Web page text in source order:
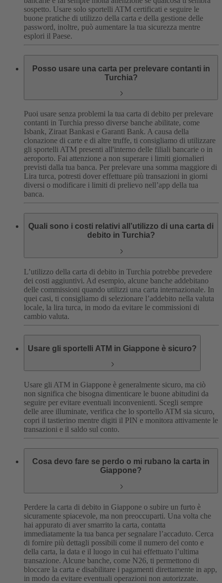
sospetto. Usare solo sportelli ATM certificati e seguire le
buone pratiche di utilizzo della carta e della gestione delle
password, inoltre, può aumentare la tua sicurezza mentre
esplori il Paese.
Posso usare una carta per prelevare contanti in
Turchia?
Puoi usare senza problemi la tua carta di debito per prelevare
contanti in Turchia presso diverse banche abilitate, come
Isbank, Ziraat Bankasi e Garanti Bank. A causa della
clonazione di carte e di altre truffe, ti consigliamo di utilizzare
gli sportelli ATM presenti all'interno delle filiali bancarie o in
aeroporto. Fai attenzione a non superare i limiti giornalieri
previsti dalla tua banca. Per prelevare una somma maggiore di
Lira turca, potresti dover effettuare più transazioni in giorni
diversi o modificare i limiti di prelievo nell’app della tua
banca.
Quali sono i costi relativi all’utilizzo di una carta di
debito in Turchia?
L’utilizzo della carta di debito in Turchia potrebbe prevedere
dei costi aggiuntivi. Ad esempio, alcune banche addebitano
delle commissioni quando utilizzi una carta internazionale. In
quei casi, ti consigliamo di selezionare l’addebito nella valuta
locale, la lira turca, in modo da evitare le commissioni di
cambio valuta.
Usare gli sportelli ATM in Giappone è sicuro?
Usare gli ATM in Giappone è generalmente sicuro, ma ciò
non significa che bisogna dimenticare le buone abitudini da
seguire per evitare eventuali inconvenienti. Scegli sempre
delle aree illuminate, verifica che lo sportello ATM sia sicuro,
copri il tastierino mentre digiti il PIN e monitora attivamente le
transazioni e il saldo sul conto.
Cosa devo fare se perdo o mi rubano la carta in
Giappone?
Perdere la carta di debito in Giappone o subire un furto è
sicuramente spiacevole, ma non preoccuparti. Una volta che
hai appurato di aver smarrito la carta, contatta
immediatamente la tua banca per segnalare l’accaduto. Cerca
di fornire più dettagli possibili come il numero del conto e
della carta, la data e il luogo in cui hai effettuato l’ultima
transazione. Alcune banche, come N26, ti permettono di
bloccare la carta e disabilitare i pagamenti direttamente in app,
in modo da evitare eventuali operazioni non autorizzate.